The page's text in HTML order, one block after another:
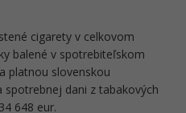
cigarety v celkovom
balené v spotrebiteľskom
platnou slovenskou
dani z tabakových
648 eur.